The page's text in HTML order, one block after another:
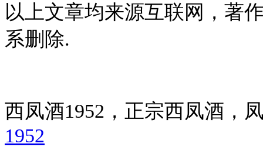
以上文章均来源互联网，著
系删除.
西凤酒1952，正宗西凤酒
1952